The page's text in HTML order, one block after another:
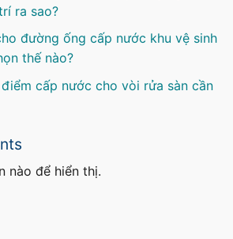
ra sao?
đường ống cấp nước khu vệ sinh
thế nào?
cấp nước cho vòi rửa sàn cần
nào để hiển thị.